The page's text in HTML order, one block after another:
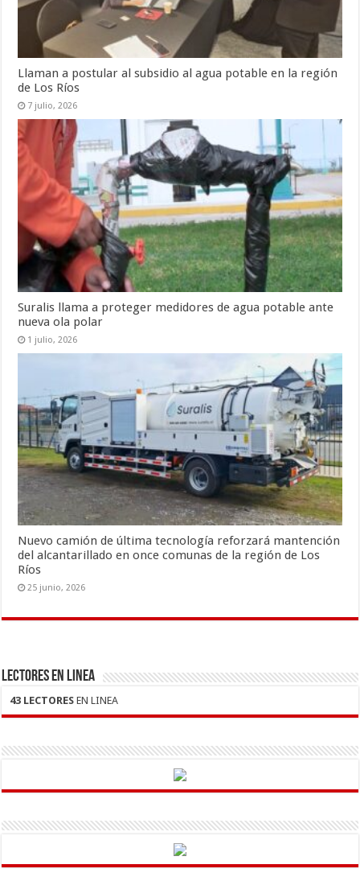
Llaman a postular al subsidio al agua potable en la región
de Los Ríos
7 julio, 2026
Suralis llama a proteger medidores de agua potable ante
nueva ola polar
1 julio, 2026
Nuevo camión de última tecnología reforzará mantención
del alcantarillado en once comunas de la región de Los
Ríos
25 junio, 2026
LECTORES EN LINEA
43 LECTORES EN LINEA